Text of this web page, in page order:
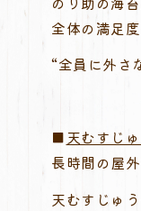
全体の満足
“全員に外さ
■天むすじ
長時間の屋
天むすじゅ